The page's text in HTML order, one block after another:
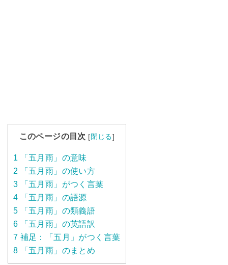
このページの目次 [閉じる]
1 「五月雨」の意味
2 「五月雨」の使い方
3 「五月雨」がつく言葉
4 「五月雨」の語源
5 「五月雨」の類義語
6 「五月雨」の英語訳
7 補足：「五月」がつく言葉
8 「五月雨」のまとめ